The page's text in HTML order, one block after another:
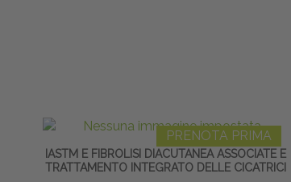
PRENOTA PRIMA
IASTM E FIBROLISI DIACUTANEA ASSOCIATE E
TRATTAMENTO INTEGRATO DELLE CICATRICI